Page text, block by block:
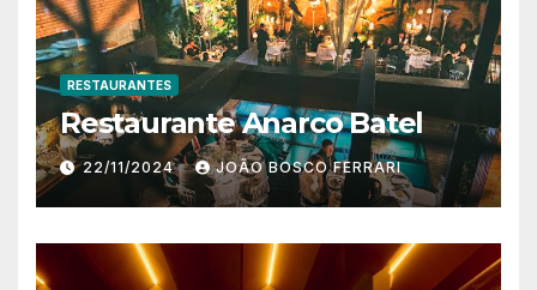
RESTAURANTES
Restaurante Anarco Batel
22/11/2024 JOÃO BOSCO FERRARI